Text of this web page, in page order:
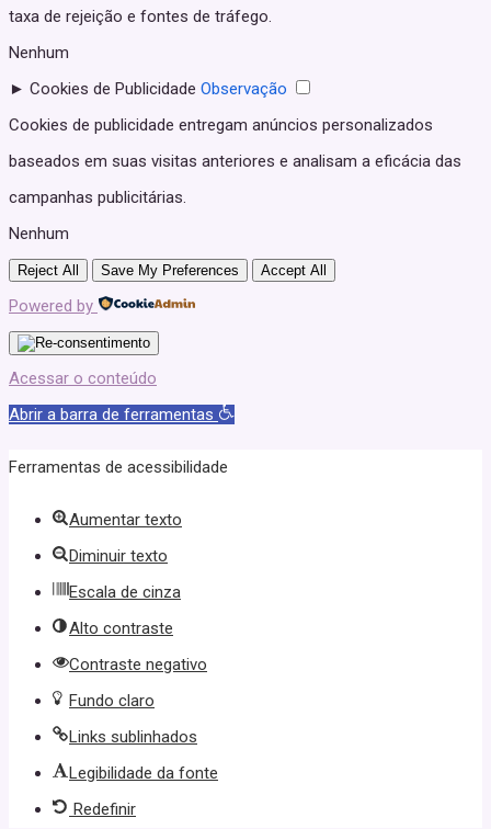
taxa de rejeição e fontes de tráfego.
Nenhum
► Cookies de Publicidade Observação
Cookies de publicidade entregam anúncios personalizados
baseados em suas visitas anteriores e analisam a eficácia das
campanhas publicitárias.
Nenhum
Reject All Save My Preferences Accept All
Powered by
Acessar o conteúdo
Abrir a barra de ferramentas
Ferramentas de acessibilidade
Aumentar texto
Diminuir texto
Escala de cinza
Alto contraste
Contraste negativo
Fundo claro
Links sublinhados
Legibilidade da fonte
Redefinir